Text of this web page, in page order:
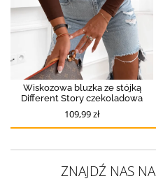
Wiskozowa bluzka ze stójką
Different Story czekoladowa
109,99 zł
ZNAJDŹ NAS NA